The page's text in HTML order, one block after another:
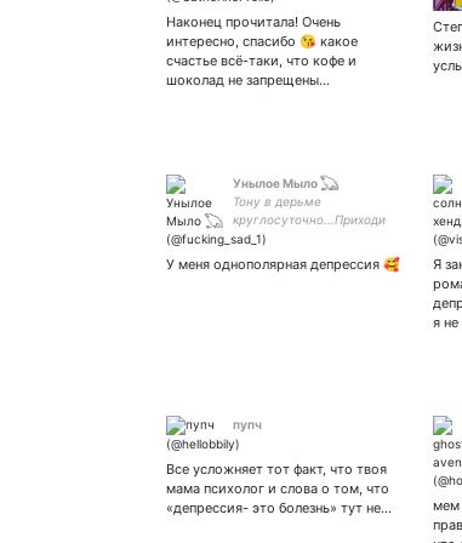
Наконец прочитала! Очень
интересно, спасибо 😘 какое
счастье всё-таки, что кофе и
шоколад не запрещены…
Унылое Мыло 𓆏
Тону в дерьме
круглосуточно...Приходи
вместе потонем...Блять
У меня однополярная депрессия 🥰
Я
я
пупч
Все усложняет тот факт, что твоя
мама психолог и слова о том, что
«депрессия- это болезнь» тут не…
мем